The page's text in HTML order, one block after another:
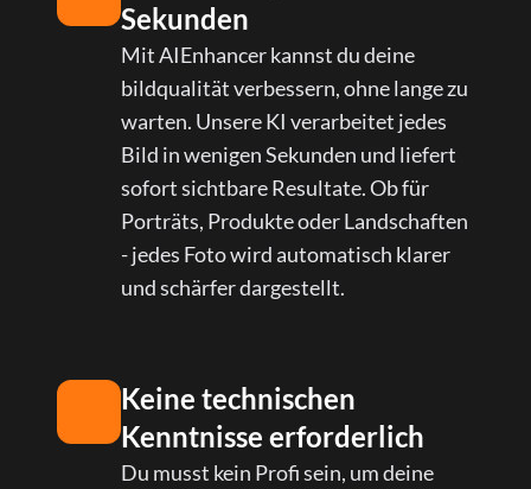
Sekunden
Mit AIEnhancer kannst du deine
bildqualität verbessern, ohne lange zu
warten. Unsere KI verarbeitet jedes
Bild in wenigen Sekunden und liefert
sofort sichtbare Resultate. Ob für
Porträts, Produkte oder Landschaften
- jedes Foto wird automatisch klarer
und schärfer dargestellt.
Keine technischen
Kenntnisse erforderlich
Du musst kein Profi sein, um deine